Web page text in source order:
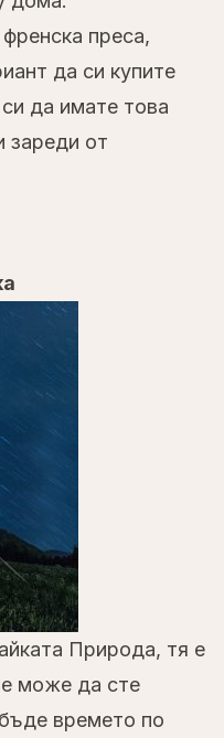
преса,
да си купите
да имате това
зареди от
Природа, тя е
може да сте
времето по